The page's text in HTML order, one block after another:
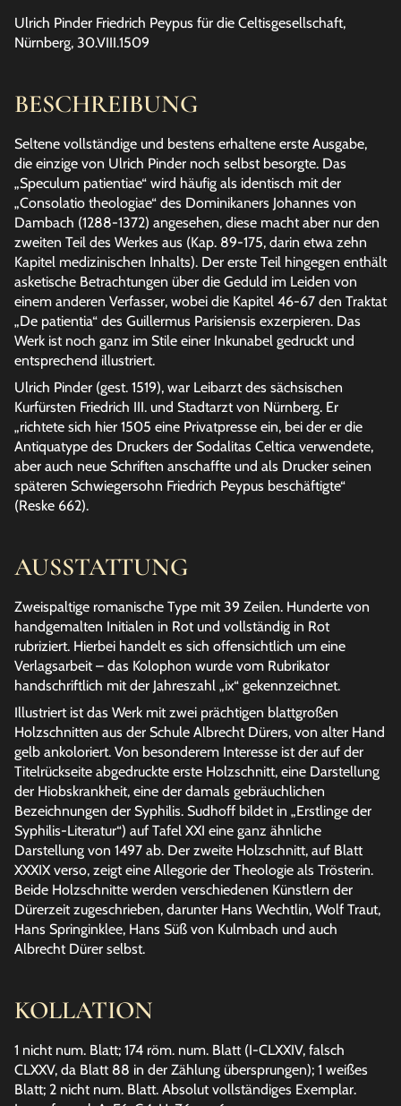
Ulrich Pinder Friedrich Peypus für die Celtisgesellschaft,
Nürnberg, 30.VIII.1509
BESCHREIBUNG
Seltene vollständige und bestens erhaltene erste Ausgabe,
die einzige von Ulrich Pinder noch selbst besorgte. Das
„Speculum patientiae“ wird häufig als identisch mit der
„Consolatio theologiae“ des Dominikaners Johannes von
Dambach (1288-1372) angesehen, diese macht aber nur den
zweiten Teil des Werkes aus (Kap. 89-175, darin etwa zehn
Kapitel medizinischen Inhalts). Der erste Teil hingegen enthält
asketische Betrachtungen über die Geduld im Leiden von
einem anderen Verfasser, wobei die Kapitel 46-67 den Traktat
„De patientia“ des Guillermus Parisiensis exzerpieren. Das
Werk ist noch ganz im Stile einer Inkunabel gedruckt und
entsprechend illustriert.
Ulrich Pinder (gest. 1519), war Leibarzt des sächsischen
Kurfürsten Friedrich III. und Stadtarzt von Nürnberg. Er
„richtete sich hier 1505 eine Privatpresse ein, bei der er die
Antiquatype des Druckers der Sodalitas Celtica verwendete,
aber auch neue Schriften anschaffte und als Drucker seinen
späteren Schwiegersohn Friedrich Peypus beschäftigte“
(Reske 662).
AUSSTATTUNG
Zweispaltige romanische Type mit 39 Zeilen. Hunderte von
handgemalten Initialen in Rot und vollständig in Rot
rubriziert. Hierbei handelt es sich offensichtlich um eine
Verlagsarbeit – das Kolophon wurde vom Rubrikator
handschriftlich mit der Jahreszahl „ix“ gekennzeichnet.
Illustriert ist das Werk mit zwei prächtigen blattgroßen
Holzschnitten aus der Schule Albrecht Dürers, von alter Hand
gelb ankoloriert. Von besonderem Interesse ist der auf der
Titelrückseite abgedruckte erste Holzschnitt, eine Darstellung
der Hiobskrankheit, eine der damals gebräuchlichen
Bezeichnungen der Syphilis. Sudhoff bildet in „Erstlinge der
Syphilis-Literatur“) auf Tafel XXI eine ganz ähnliche
Darstellung von 1497 ab. Der zweite Holzschnitt, auf Blatt
XXXIX verso, zeigt eine Allegorie der Theologie als Trösterin.
Beide Holzschnitte werden verschiedenen Künstlern der
Dürerzeit zugeschrieben, darunter Hans Wechtlin, Wolf Traut,
Hans Springinklee, Hans Süß von Kulmbach und auch
Albrecht Dürer selbst.
KOLLATION
1 nicht num. Blatt; 174 röm. num. Blatt (I-CLXXIV, falsch
CLXXV, da Blatt 88 in der Zählung übersprungen); 1 weißes
Blatt; 2 nicht num. Blatt. Absolut vollständiges Exemplar.